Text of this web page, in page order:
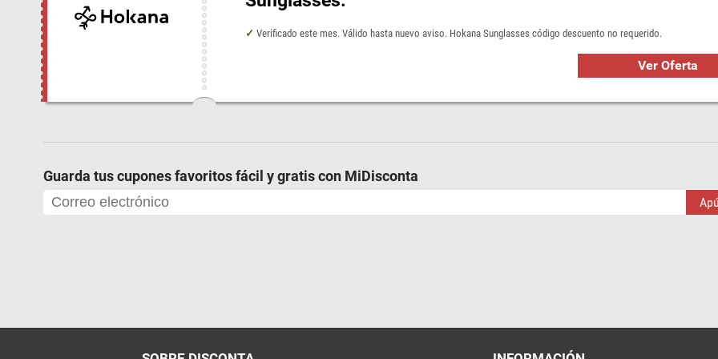
Verificado este mes. Válido hasta nuevo aviso. Hokana Sunglasses código descuento no requerido.
Ver Oferta
Guarda tus cupones favoritos fácil y gratis con MiDisconta